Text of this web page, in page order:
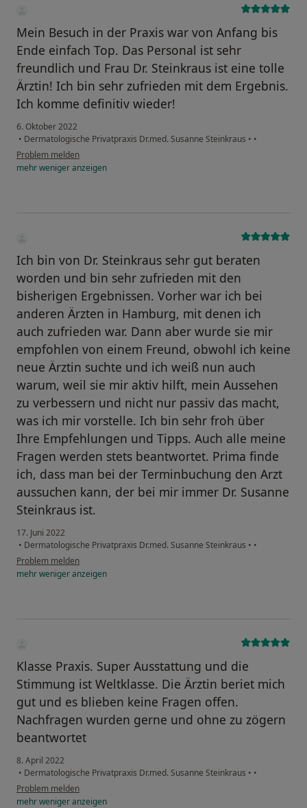
Mein Besuch in der Praxis war von Anfang bis
Ende einfach Top. Das Personal ist sehr
freundlich und Frau Dr. Steinkraus ist eine tolle
Ärztin! Ich bin sehr zufrieden mit dem Ergebnis.
Ich komme definitiv wieder!
6. Oktober 2022
• Dermatologische Privatpraxis Dr.med. Susanne Steinkraus • •
Problem melden
mehrwenigeranzeigen
Ich bin von Dr. Steinkraus sehr gut beraten
worden und bin sehr zufrieden mit den
bisherigen Ergebnissen. Vorher war ich bei
anderen Ärzten in Hamburg, mit denen ich
auch zufrieden war. Dann aber wurde sie mir
empfohlen von einem Freund, obwohl ich keine
neue Ärztin suchte und ich weiß nun auch
warum, weil sie mir aktiv hilft, mein Aussehen
zu verbessern und nicht nur passiv das macht,
was ich mir vorstelle. Ich bin sehr froh über
Ihre Empfehlungen und Tipps. Auch alle meine
Fragen werden stets beantwortet. Prima finde
ich, dass man bei der Terminbuchung den Arzt
aussuchen kann, der bei mir immer Dr. Susanne
Steinkraus ist.
17. Juni 2022
• Dermatologische Privatpraxis Dr.med. Susanne Steinkraus • •
Problem melden
mehrwenigeranzeigen
Klasse Praxis. Super Ausstattung und die
Stimmung ist Weltklasse. Die Ärztin beriet mich
gut und es blieben keine Fragen offen.
Nachfragen wurden gerne und ohne zu zögern
beantwortet
8. April 2022
• Dermatologische Privatpraxis Dr.med. Susanne Steinkraus • •
Problem melden
mehrwenigeranzeigen